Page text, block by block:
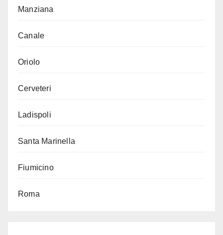
Manziana
Canale
Oriolo
Cerveteri
Ladispoli
Santa Marinella
Fiumicino
Roma